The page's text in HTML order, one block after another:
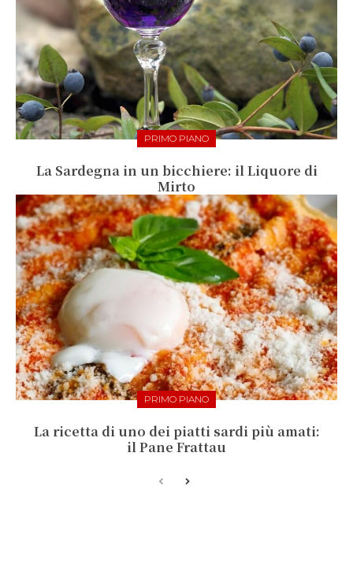
PRIMO PIANO
La Sardegna in un bicchiere: il Liquore di
Mirto
PRIMO PIANO
La ricetta di uno dei piatti sardi più amati:
il Pane Frattau